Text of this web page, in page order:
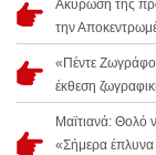
Ακύρωση της
την
«Πέντε
έκθεση
Μαϊτιανά: Θολό
«Σήμερα